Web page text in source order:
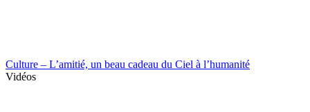
Culture – L’amitié, un beau cadeau du Ciel à l’humanité
Vidéos